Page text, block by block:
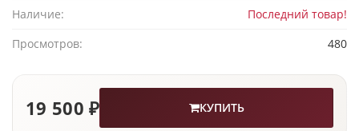
Наличие:
Последний товар!
Просмотров:
480
19 500 ₽ КУПИТЬ